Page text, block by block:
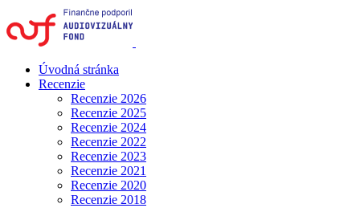
Úvodná stránka
Recenzie
Recenzie 2026
Recenzie 2025
Recenzie 2024
Recenzie 2022
Recenzie 2023
Recenzie 2021
Recenzie 2020
Recenzie 2018